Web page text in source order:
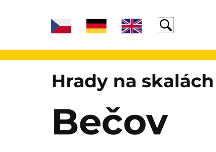
Hrady na skalách
Bečov